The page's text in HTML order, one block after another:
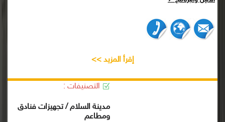
إقرأ المزيد >>
التصنيفات :
مدينة السلام / تجهيزات فنادق
ومطاعم